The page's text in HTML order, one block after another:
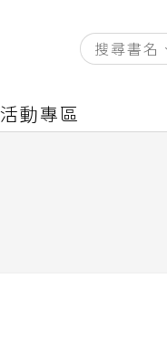
活動專區